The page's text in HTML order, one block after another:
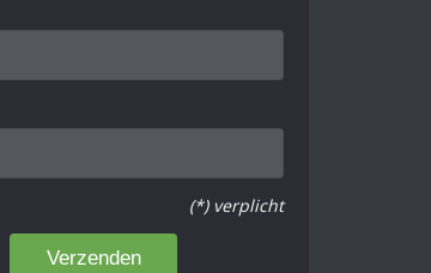
(*) verplicht